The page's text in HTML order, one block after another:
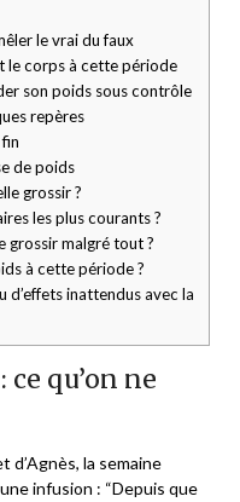
le vrai du faux
le corps à cette période
son poids sous contrôle
repères
de poids
grossir ?
les plus courants ?
grossir malgré tout ?
à cette période ?
d’effets inattendus avec la
qu’on ne
d’Agnès, la semaine
infusion : “Depuis que